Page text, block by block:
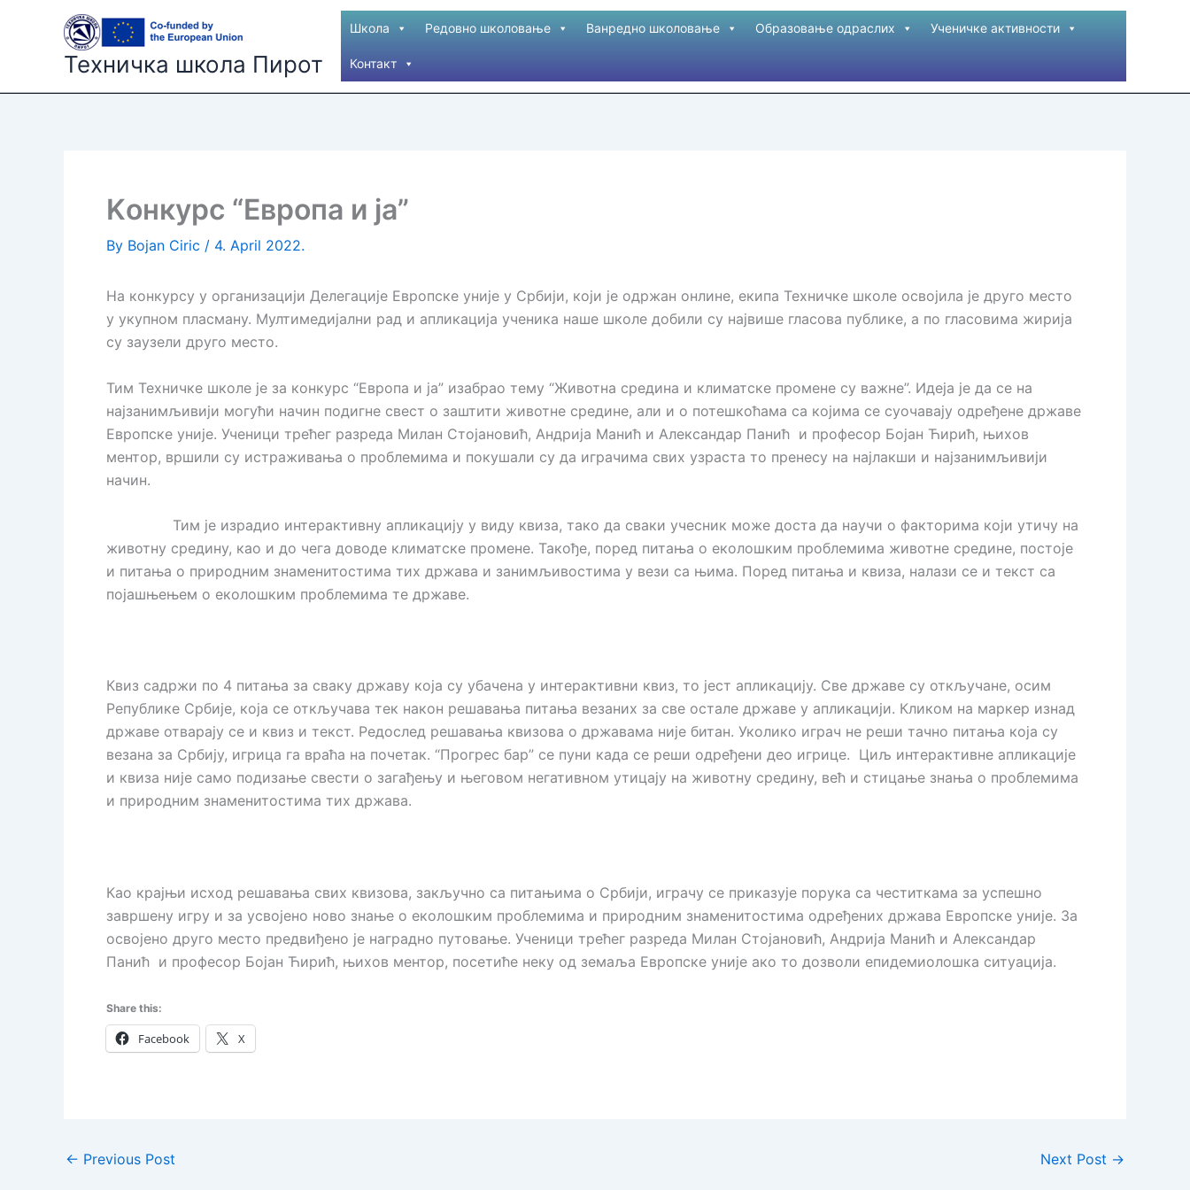
Техничка школа Пирот
Школа Редовно школовање Ванредно школовање Образовање одраслих Ученичке активности
Контакт
Kонкурс “Европа и ја”
By Bojan Ciric / 4. April 2022.
На конкурсу у организацији Делегације Европске уније у Србији, који је одржан онлине, екипа Техничке школе освојила је друго место
у укупном пласману. Мултимедијални рад и апликација ученика наше школе добили су највише гласова публике, а по гласовима жирија
су заузели друго место.
Тим Техничке школе је за конкурс “Европа и ја” изабрао тему “Животна средина и климатске промене су важне”. Идеја је да се на
најзанимљивији могући начин подигне свест о заштити животне средине, али и о потешкоћама са којима се суочавају одређене државе
Европске уније. Ученици трећег разреда Милан Стојановић, Андрија Манић и Александар Панић и професор Бојан Ћирић, њихов
ментор, вршили су истраживања о проблемима и покушали су да играчима свих узраста то пренесу на најлакши и најзанимљивији
начин.
Тим је израдио интерактивну апликацију у виду квиза, тако да сваки учесник може доста да научи о факторима који утичу на
животну средину, као и до чега доводе климатске промене. Такође, поред питања о еколошким проблемима животне средине, постоје
и питања о природним знаменитостима тих држава и занимљивостима у вези са њима. Поред питања и квиза, налази се и текст са
појашњењем о еколошким проблемима те државе.
Квиз садржи по 4 питања за сваку државу која су убачена у интерактивни квиз, то јест апликацију. Све државе су откључане, осим
Републике Србије, која се откључава тек након решавања питања везаних за све остале државе у апликацији. Кликом на маркер изнад
државе отварају се и квиз и текст. Редослед решавања квизова о државама није битан. Уколико играч не реши тачно питања која су
везана за Србију, игрица га враћа на почетак. “Прогрес бар” се пуни када се реши одређени део игрице. Циљ интерактивне апликације
и квиза није само подизање свести о загађењу и његовом негативном утицају на животну средину, већ и стицање знања о проблемима
и природним знаменитостима тих држава.
Као крајњи исход решавања свих квизова, закључно са питањима о Србији, играчу се приказује порука са честиткама за успешно
завршену игру и за усвојено ново знање о еколошким проблемима и природним знаменитостима одређених држава Европске уније. За
освојено друго место предвиђено је наградно путовање. Ученици трећег разреда Милан Стојановић, Андрија Манић и Александар
Панић и професор Бојан Ћирић, њихов ментор, посетиће неку од земаља Европске уније ако то дозволи епидемиолошка ситуација.
Share this:
Facebook X
← Previous Post Next Post →